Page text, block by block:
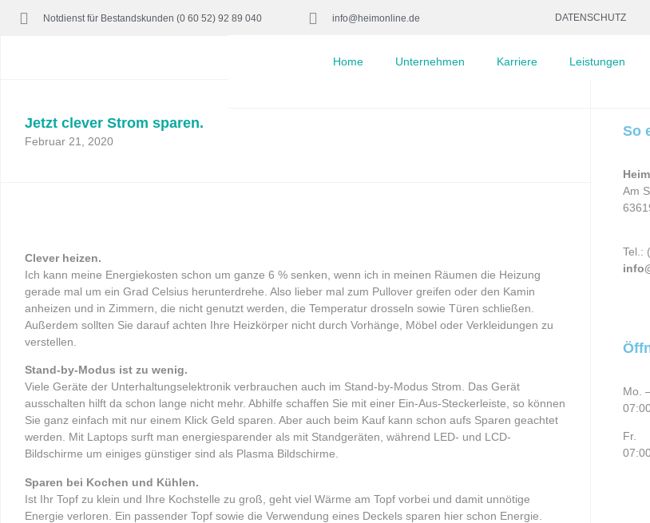
Notdienst für Bestandskunden (0 60 52) 92 89 040 info@heimonline.de DATENSCHUTZ
Home Unternehmen Karriere Leistungen
Jetzt clever Strom sparen.
Februar 21, 2020
Clever heizen.
Ich kann meine Energiekosten schon um ganze 6 % senken, wenn ich in meinen Räumen die Heizung
gerade mal um ein Grad Celsius herunterdrehe. Also lieber mal zum Pullover greifen oder den Kamin
anheizen und in Zimmern, die nicht genutzt werden, die Temperatur drosseln sowie Türen schließen.
Außerdem sollten Sie darauf achten Ihre Heizkörper nicht durch Vorhänge, Möbel oder Verkleidungen zu
verstellen.
Stand-by-Modus ist zu wenig.
Viele Geräte der Unterhaltungselektronik verbrauchen auch im Stand-by-Modus Strom. Das Gerät
ausschalten hilft da schon lange nicht mehr. Abhilfe schaffen Sie mit einer Ein-Aus-Steckerleiste, so können
Sie ganz einfach mit nur einem Klick Geld sparen. Aber auch beim Kauf kann schon aufs Sparen geachtet
werden. Mit Laptops surft man energiesparender als mit Standgeräten, während LED- und LCD-
Bildschirme um einiges günstiger sind als Plasma Bildschirme.
Sparen bei Kochen und Kühlen.
Ist Ihr Topf zu klein und Ihre Kochstelle zu groß, geht viel Wärme am Topf vorbei und damit unnötige
Energie verloren. Ein passender Topf sowie die Verwendung eines Deckels sparen hier schon Energie.
So
Am
Tel.:
Mo.
Fr.